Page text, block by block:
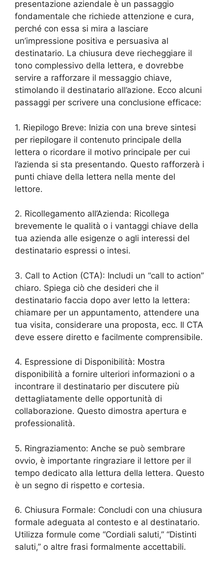
presentazione aziendale è un passaggio
fondamentale che richiede attenzione e cura,
perché con essa si mira a lasciare
un’impressione positiva e persuasiva al
destinatario. La chiusura deve riecheggiare il
tono complessivo della lettera, e dovrebbe
servire a rafforzare il messaggio chiave,
stimolando il destinatario all’azione. Ecco alcuni
passaggi per scrivere una conclusione efficace:
1. Riepilogo Breve: Inizia con una breve sintesi
per riepilogare il contenuto principale della
lettera o ricordare il motivo principale per cui
l’azienda si sta presentando. Questo rafforzerà i
punti chiave della lettera nella mente del
lettore.
2. Ricollegamento all’Azienda: Ricollega
brevemente le qualità o i vantaggi chiave della
tua azienda alle esigenze o agli interessi del
destinatario espressi o intesi.
3. Call to Action (CTA): Includi un “call to action”
chiaro. Spiega ciò che desideri che il
destinatario faccia dopo aver letto la lettera:
chiamare per un appuntamento, attendere una
tua visita, considerare una proposta, ecc. Il CTA
deve essere diretto e facilmente comprensibile.
4. Espressione di Disponibilità: Mostra
disponibilità a fornire ulteriori informazioni o a
incontrare il destinatario per discutere più
dettagliatamente delle opportunità di
collaborazione. Questo dimostra apertura e
professionalità.
5. Ringraziamento: Anche se può sembrare
ovvio, è importante ringraziare il lettore per il
tempo dedicato alla lettura della lettera. Questo
è un segno di rispetto e cortesia.
6. Chiusura Formale: Concludi con una chiusura
formale adeguata al contesto e al destinatario.
Utilizza formule come “Cordiali saluti,” “Distinti
saluti,” o altre frasi formalmente accettabili.